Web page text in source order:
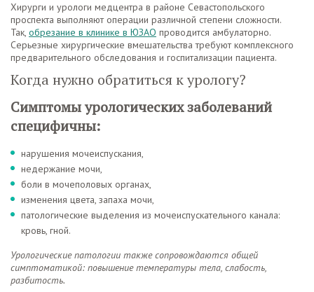
Хирурги и урологи медцентра в районе Севастопольского
проспекта выполняют операции различной степени сложности.
Так, обрезание в клинике в ЮЗАО проводится амбулаторно.
Серьезные хирургические вмешательства требуют комплексного
предварительного обследования и госпитализации пациента.
Когда нужно обратиться к урологу?
Симптомы урологических заболеваний
специфичны:
нарушения мочеиспускания,
недержание мочи,
боли в мочеполовых органах,
изменения цвета, запаха мочи,
патологические выделения из мочеиспускательного канала:
кровь, гной.
Урологические патологии также сопровождаются общей
симптоматикой: повышение температуры тела, слабость,
разбитость.